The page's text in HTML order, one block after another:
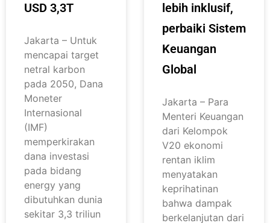
USD 3,3T
Jakarta – Untuk
mencapai target
netral karbon
pada 2050, Dana
Moneter
Internasional
(IMF)
memperkirakan
dana investasi
pada bidang
energy yang
dibutuhkan dunia
sekitar 3,3 triliun
lebih inklusif,
perbaiki Sistem
Keuangan
Global
Jakarta – Para
Menteri Keuangan
dari Kelompok
V20 ekonomi
rentan iklim
menyatakan
keprihatinan
bahwa dampak
berkelanjutan dari